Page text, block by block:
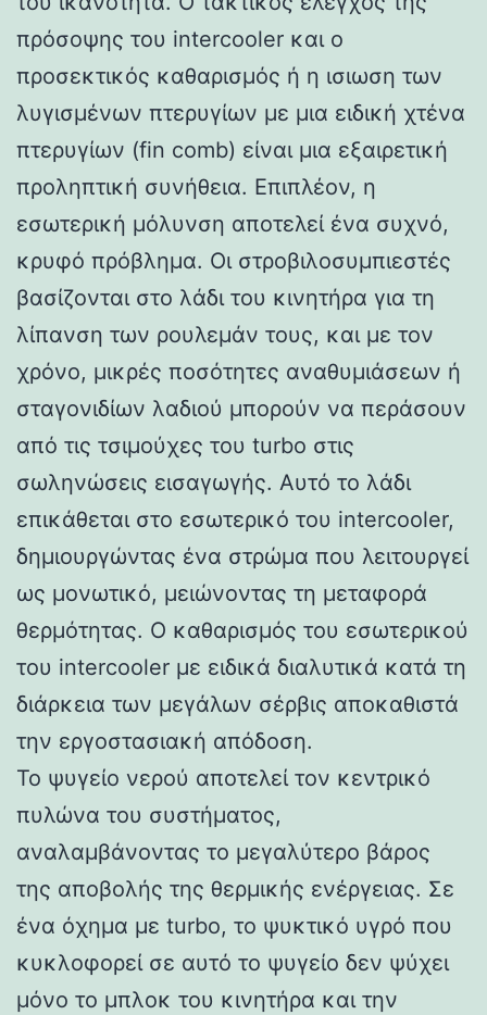
πρόσοψης του intercooler και ο
προσεκτικός καθαρισμός ή η ισιωση των
λυγισμένων πτερυγίων με μια ειδική χτένα
πτερυγίων (fin comb) είναι μια εξαιρετική
προληπτική συνήθεια. Επιπλέον, η
εσωτερική μόλυνση αποτελεί ένα συχνό,
κρυφό πρόβλημα. Οι στροβιλοσυμπιεστές
βασίζονται στο λάδι του κινητήρα για τη
λίπανση των ρουλεμάν τους, και με τον
χρόνο, μικρές ποσότητες αναθυμιάσεων ή
σταγονιδίων λαδιού μπορούν να περάσουν
από τις τσιμούχες του turbo στις
σωληνώσεις εισαγωγής. Αυτό το λάδι
επικάθεται στο εσωτερικό του intercooler,
δημιουργώντας ένα στρώμα που λειτουργεί
ως μονωτικό, μειώνοντας τη μεταφορά
θερμότητας. Ο καθαρισμός του εσωτερικού
του intercooler με ειδικά διαλυτικά κατά τη
διάρκεια των μεγάλων σέρβις αποκαθιστά
την εργοστασιακή απόδοση.
Το ψυγείο νερού αποτελεί τον κεντρικό
πυλώνα του συστήματος,
αναλαμβάνοντας το μεγαλύτερο βάρος
της αποβολής της θερμικής ενέργειας. Σε
ένα όχημα με turbo, το ψυκτικό υγρό που
κυκλοφορεί σε αυτό το ψυγείο δεν ψύχει
μόνο το μπλοκ του κινητήρα και την